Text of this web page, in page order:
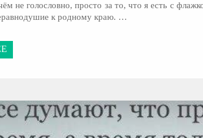
не голословно, просто за то, что я есть с
к родному краю. …